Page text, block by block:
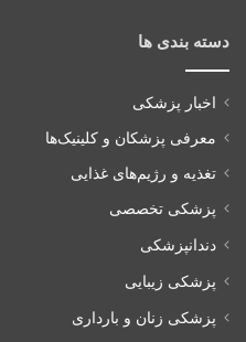
دسته بندی ها
اخبار پزشکی
معرفی پزشکان و کلینیک‌ها
تغذیه و رژیم‌های غذایی
پزشکی تخصصی
دندانپزشکی
پزشکی زیبایی
پزشکی زنان و بارداری